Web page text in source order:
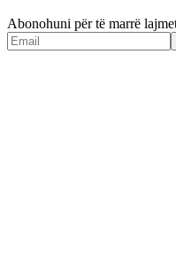
Abonohuni për të marrë